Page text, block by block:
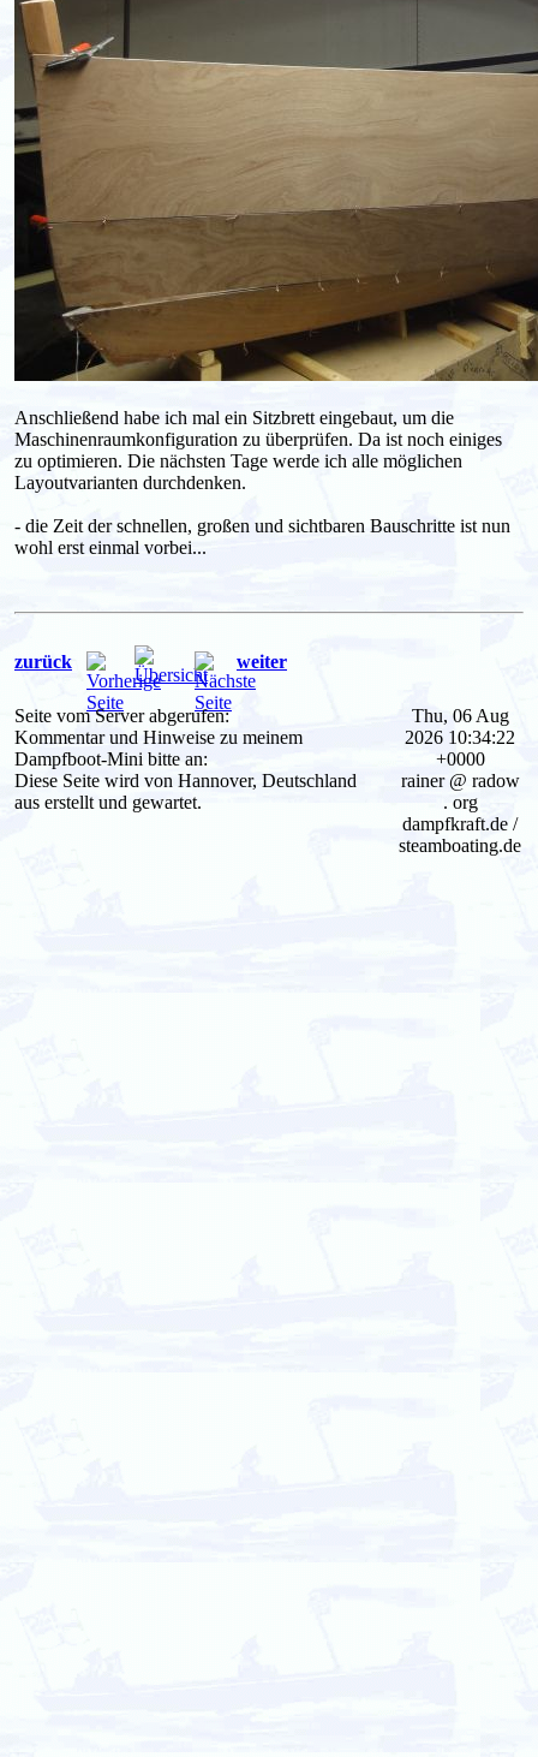
Anschließend habe ich mal ein Sitzbrett eingebaut, um die
Maschinenraumkonfiguration zu überprüfen. Da ist noch einiges
zu optimieren. Die nächsten Tage werde ich alle möglichen
Layoutvarianten durchdenken.
- die Zeit der schnellen, großen und sichtbaren Bauschritte ist nun
wohl erst einmal vorbei...
zurück weiter
Seite vom Server abgerufen:
Kommentar und Hinweise zu meinem
Dampfboot-Mini bitte an:
Diese Seite wird von Hannover, Deutschland
aus erstellt und gewartet.
Thu, 06 Aug
2026 10:34:22
+0000
rainer @ radow
. org
dampfkraft.de /
steamboating.de